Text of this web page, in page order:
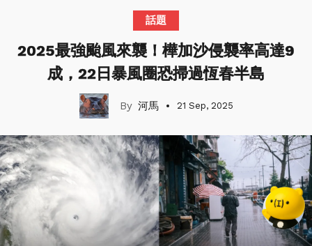
話題
2025最強颱風來襲！樺加沙侵襲率高達9
成，22日暴風圈恐掃過恆春半島
河馬 21 Sep, 2025